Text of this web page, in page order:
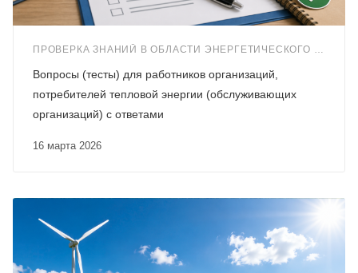
ПРОВЕРКА ЗНАНИЙ В ОБЛАСТИ ЭНЕРГЕТИЧЕСКОГО НАДЗОРА
16 марта 2026
Вопросы (тесты) для работников организаций,
потребителей тепловой энергии (обслуживающих
организаций) с ответами